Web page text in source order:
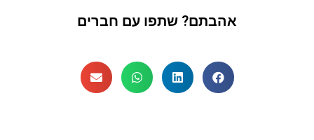
אהבתם? שתפו עם חברים